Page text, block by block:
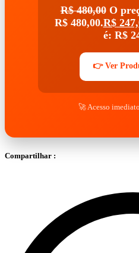
R$480,00 O
R$ 480,00.R$
é: R$
👉 Ver
🚀 Acesso
Compartilhar :